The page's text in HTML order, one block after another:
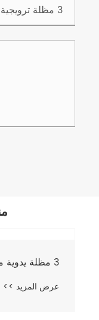
3 مظلة يدوية مدمجة قابلة للطي
عرض المزيد >>